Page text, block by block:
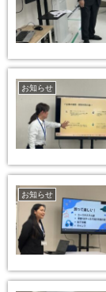
お知らせ
お知らせ